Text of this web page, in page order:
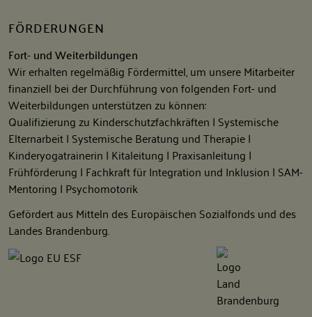
FÖRDERUNGEN
Fort- und Weiterbildungen
Wir erhalten regelmäßig Fördermittel, um unsere Mitarbeiter
finanziell bei der Durchführung von folgenden Fort- und
Weiterbildungen unterstützen zu können:
Qualifizierung zu Kinderschutzfachkräften | Systemische
Elternarbeit | Systemische Beratung und Therapie |
Kinderyogatrainerin | Kitaleitung | Praxisanleitung |
Frühförderung | Fachkraft für Integration und Inklusion | SAM-
Mentoring | Psychomotorik
Gefördert aus Mitteln des Europäischen Sozialfonds und des
Landes Brandenburg.